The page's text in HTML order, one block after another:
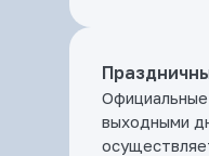
выходными